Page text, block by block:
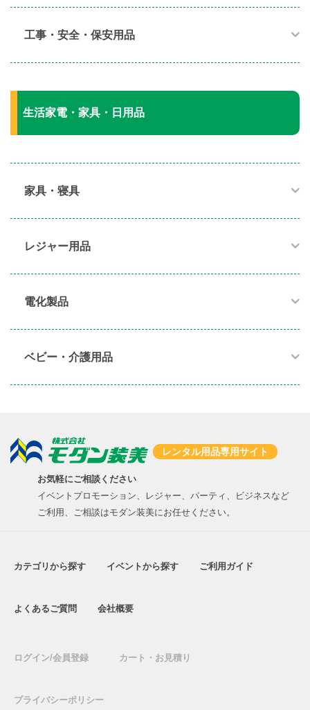
工事・安全・保安用品
生活家電・家具・日用品
家具・寝具​
レジャー用品
電化製品​
ベビー・介護用品​
レンタル用品専用サイト
お気軽にご相談ください
イベントプロモーション、レジャー、パーティ、ビジネスなど
ご利用、ご相談はモダン装美にお任せください。
カテゴリから探す イベントから探す ご利用ガイド
よくあるご質問 会社概要
ログイン/会員登録 カート・お見積り
プライバシーポリシー